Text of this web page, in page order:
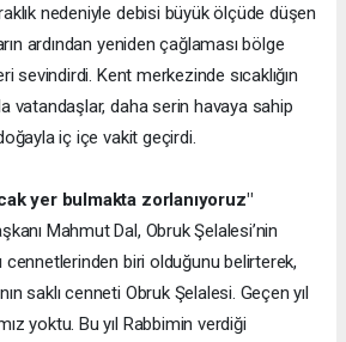
nedeniyle debisi büyük ölçüde düşen
ardından yeniden çağlaması bölge
sevindirdi. Kent merkezinde sıcaklığın
vatandaşlar, daha serin havaya sahip
iç içe vakit geçirdi.
yer bulmakta zorlanıyoruz"
Mahmut Dal, Obruk Şelalesi’nin
cennetlerinden biri olduğunu belirterek,
saklı cenneti Obruk Şelalesi. Geçen yıl
yoktu. Bu yıl Rabbimin verdiği